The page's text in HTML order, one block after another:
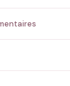
Flocage en France✅